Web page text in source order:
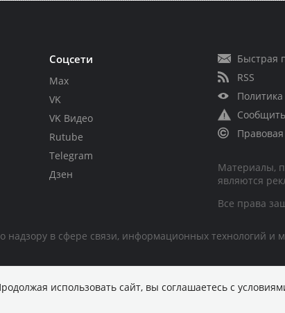
Соцсети
Max
VK
VK Видео
Rutube
Telegram
Дзен
Быстрая
RSS
Материалы,
являются
Все права
надзору в сфере связи, информационных технологий и
использовать сайт, вы соглашаетесь с